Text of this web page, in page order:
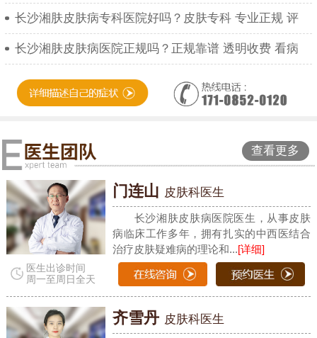
长沙湘肤皮肤病专科医院好吗？皮肤专科 专业正规 评
长沙湘肤皮肤病医院正规吗？正规靠谱 透明收费 看病
查看更多
医生出诊时间
周一至周日全天
门连山 皮肤科医生
长沙湘肤皮肤病医院医生，从事皮肤
病临床工作多年，拥有扎实的中西医结合
治疗皮肤疑难病的理论和...[详细]
齐雪丹 皮肤科医生